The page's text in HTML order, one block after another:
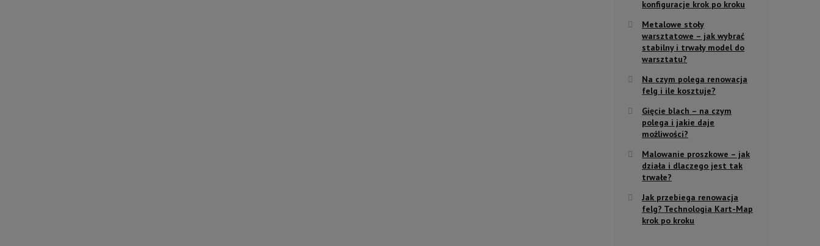
konfiguracje krok po kroku
Metalowe stoły
warsztatowe – jak wybrać
stabilny i trwały model do
warsztatu?
Na czym polega renowacja
felg i ile kosztuje?
Gięcie blach – na czym
polega i jakie daje
możliwości?
Malowanie proszkowe – jak
działa i dlaczego jest tak
trwałe?
Jak przebiega renowacja
felg? Technologia Kart-Map
krok po kroku